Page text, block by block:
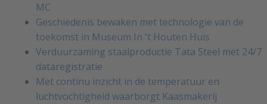
MC
Geschiedenis bewaken met technologie van de
toekomst in Museum In 't Houten Huis
Verduurzaming staalproductie Tata Steel met 24/7
dataregistratie
Met continu inzicht in de temperatuur en
luchtvochtigheid waarborgt Kaasmakerij